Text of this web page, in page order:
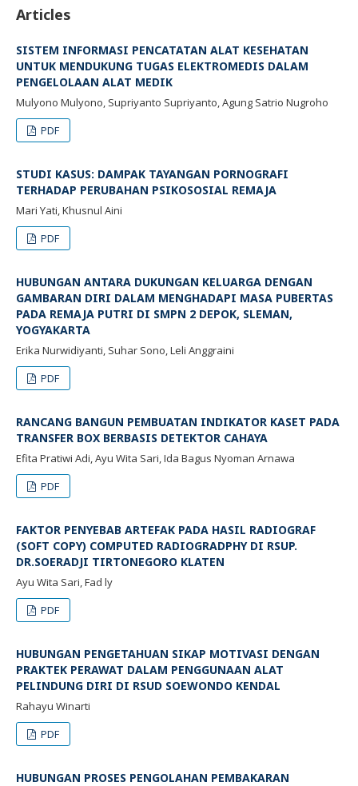
Articles
SISTEM INFORMASI PENCATATAN ALAT KESEHATAN
UNTUK MENDUKUNG TUGAS ELEKTROMEDIS DALAM
PENGELOLAAN ALAT MEDIK
Mulyono Mulyono, Supriyanto Supriyanto, Agung Satrio Nugroho
PDF
STUDI KASUS: DAMPAK TAYANGAN PORNOGRAFI
TERHADAP PERUBAHAN PSIKOSOSIAL REMAJA
Mari Yati, Khusnul Aini
PDF
HUBUNGAN ANTARA DUKUNGAN KELUARGA DENGAN
GAMBARAN DIRI DALAM MENGHADAPI MASA PUBERTAS
PADA REMAJA PUTRI DI SMPN 2 DEPOK, SLEMAN,
YOGYAKARTA
Erika Nurwidiyanti, Suhar Sono, Leli Anggraini
PDF
RANCANG BANGUN PEMBUATAN INDIKATOR KASET PADA
TRANSFER BOX BERBASIS DETEKTOR CAHAYA
Efita Pratiwi Adi, Ayu Wita Sari, Ida Bagus Nyoman Arnawa
PDF
FAKTOR PENYEBAB ARTEFAK PADA HASIL RADIOGRAF
(SOFT COPY) COMPUTED RADIOGRADPHY DI RSUP.
DR.SOERADJI TIRTONEGORO KLATEN
Ayu Wita Sari, Fad ly
PDF
HUBUNGAN PENGETAHUAN SIKAP MOTIVASI DENGAN
PRAKTEK PERAWAT DALAM PENGGUNAAN ALAT
PELINDUNG DIRI DI RSUD SOEWONDO KENDAL
Rahayu Winarti
PDF
HUBUNGAN PROSES PENGOLAHAN PEMBAKARAN